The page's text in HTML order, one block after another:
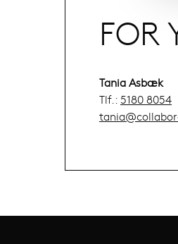
FOR
Tania Asbæk
Tlf.: 5180 8054